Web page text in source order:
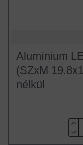
Alumínium
(SZxM
nélkül